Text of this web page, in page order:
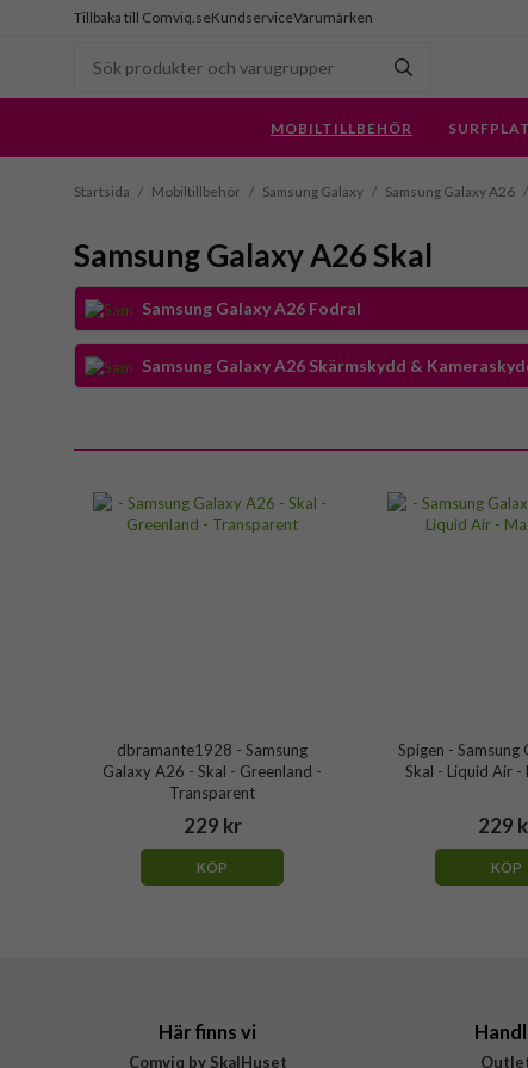
Tillbaka till Comviq.seKundserviceVarumärken
MOBILTILLBEHÖR
Startsida / Mobiltillbehör / Samsung Galaxy / Samsung Galaxy A26 /
Samsung Galaxy A26 Skal
Samsung Galaxy A26 Fodral
Samsung Galaxy A26 Skärmskydd &
dbramante1928 - Samsung
Galaxy A26 - Skal - Greenland -
Transparent
229 kr
KÖP
Spigen - Samsung
Skal - Liquid Air -
229
KÖP
Här finns vi
Comviq by SkalHuset